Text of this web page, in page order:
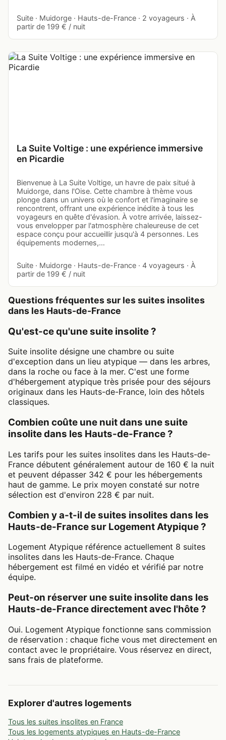
Suite · Muidorge · Hauts-de-France · 2 voyageurs · À
partir de 199 € / nuit
La Suite Voltige : une expérience immersive
en Picardie
Bienvenue à La Suite Voltige, un havre de paix situé à
Muidorge, dans l'Oise. Cette chambre à thème vous
plonge dans un univers où le confort et l'imaginaire se
rencontrent, offrant une expérience inédite à tous les
voyageurs en quête d'évasion. À votre arrivée, laissez-
vous envelopper par l'atmosphère chaleureuse de cet
espace conçu pour accueillir jusqu'à 4 personnes. Les
équipements modernes,…
Suite · Muidorge · Hauts-de-France · 4 voyageurs · À
partir de 199 € / nuit
Questions fréquentes sur les suites insolites
dans les Hauts-de-France
Qu'est-ce qu'une suite insolite ?
Suite insolite désigne une chambre ou suite
d'exception dans un lieu atypique — dans les arbres,
dans la roche ou face à la mer. C'est une forme
d'hébergement atypique très prisée pour des séjours
originaux dans les Hauts-de-France, loin des hôtels
classiques.
Combien coûte une nuit dans une suite
insolite dans les Hauts-de-France ?
Les tarifs pour les suites insolites dans les Hauts-de-
France débutent généralement autour de 160 € la nuit
et peuvent dépasser 342 € pour les hébergements
haut de gamme. Le prix moyen constaté sur notre
sélection est d'environ 228 € par nuit.
Combien y a-t-il de suites insolites dans les
Hauts-de-France sur Logement Atypique ?
Logement Atypique référence actuellement 8 suites
insolites dans les Hauts-de-France. Chaque
hébergement est filmé en vidéo et vérifié par notre
équipe.
Peut-on réserver une suite insolite dans les
Hauts-de-France directement avec l'hôte ?
Oui. Logement Atypique fonctionne sans commission
de réservation : chaque fiche vous met directement en
contact avec le propriétaire. Vous réservez en direct,
sans frais de plateforme.
Explorer d'autres logements
Tous les suites insolites en France
Tous les logements atypiques en Hauts-de-France